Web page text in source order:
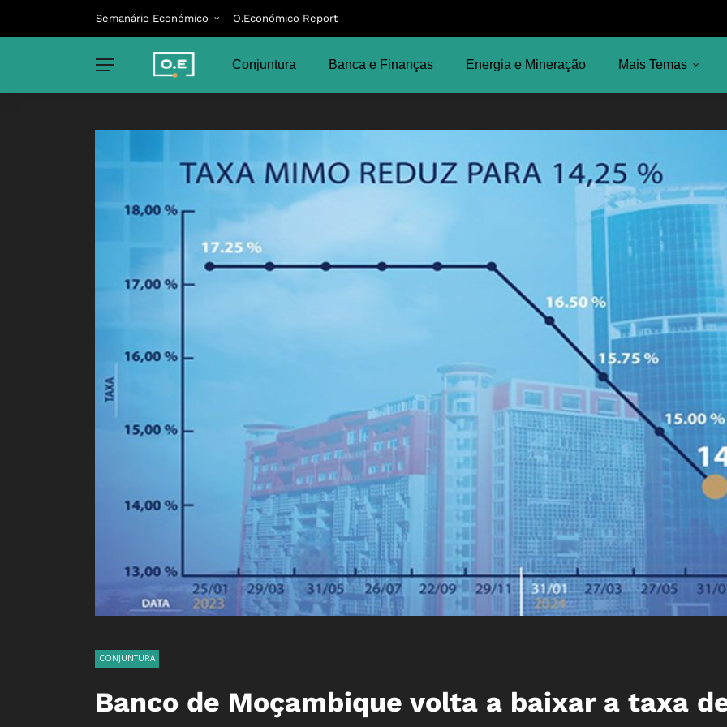
Semanário Económico O.Económico Report
Conjuntura Banca e Finanças Energia e Mineração Mais Temas
CONJUNTURA
Banco de Moçambique volta a baixar a taxa